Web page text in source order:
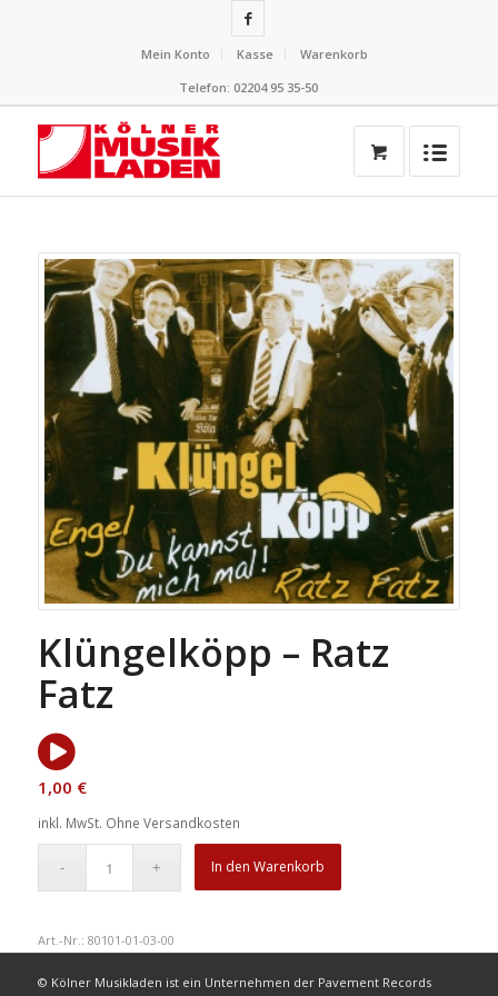
Mein Konto Kasse
Warenkorb
Telefon: 02204 95 35-50
Klüngelköpp – Ratz
Fatz
1,00 €
inkl. MwSt. Ohne Versandkosten
In den Warenkorb
Art.-Nr.: 80101-01-03-00
© Kölner Musikladen ist ein Unternehmen der Pavement Records